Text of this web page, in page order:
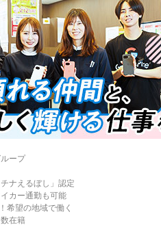
ープ
ナえるぼし」認定
カー通勤も可能
希望の地域で働く
在籍